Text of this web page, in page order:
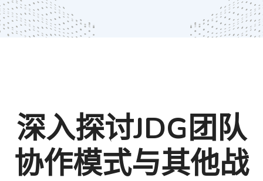
深入探讨JDG团队
协作模式与其他战